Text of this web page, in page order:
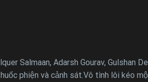
Salmaan, Adarsh Gourav, Gulshan
phiện và cảnh sát.Vô tình lôi kéo